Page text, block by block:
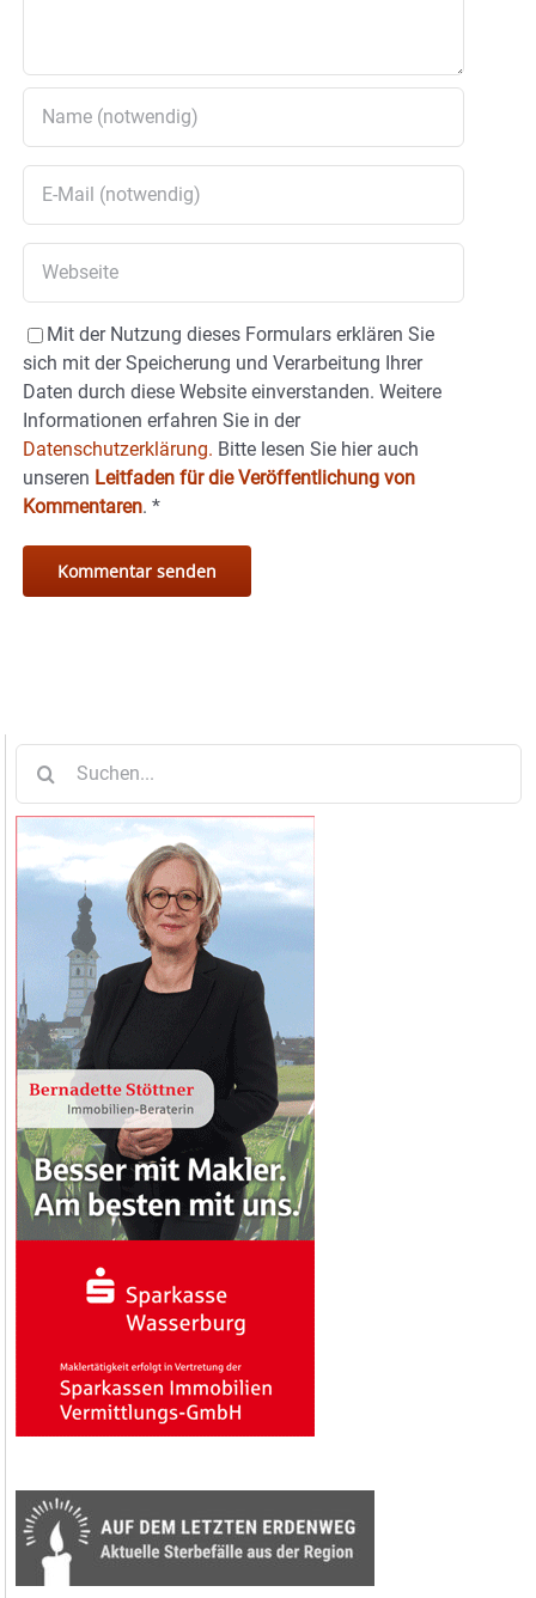
Mit der Nutzung dieses Formulars erklären Sie
sich mit der Speicherung und Verarbeitung Ihrer
Daten durch diese Website einverstanden. Weitere
Informationen erfahren Sie in der
Datenschutzerklärung. Bitte lesen Sie hier auch
unseren Leitfaden für die Veröffentlichung von
Kommentaren. *
nach: